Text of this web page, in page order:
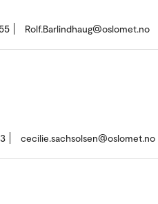
Rolf.Barlindhaug@oslomet.no
cecilie.sachsolsen@oslomet.no